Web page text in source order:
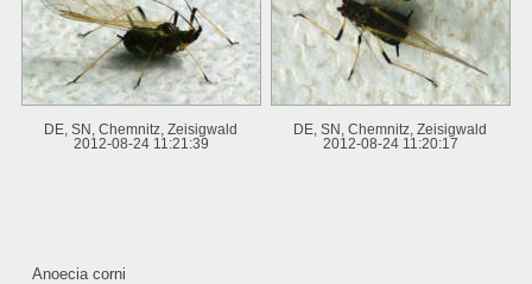
DE, SN, Chemnitz, Zeisigwald
2012-08-24 11:21:39
DE, SN, Chemnitz, Zeisigwald
2012-08-24 11:20:17
Anoecia corni